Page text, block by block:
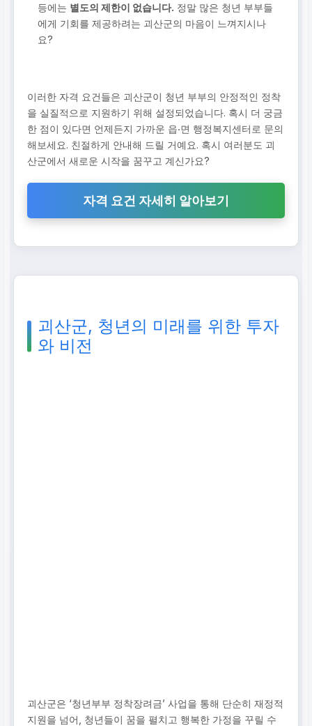
등에는 별도의 제한이 없습니다. 정말 많은 청년 부부들
에게 기회를 제공하려는 괴산군의 마음이 느껴지시나
요?
이러한 자격 요건들은 괴산군이 청년 부부의 안정적인 정착
을 실질적으로 지원하기 위해 설정되었습니다. 혹시 더 궁금
한 점이 있다면 언제든지 가까운 읍‧면 행정복지센터로 문의
해보세요. 친절하게 안내해 드릴 거예요. 혹시 여러분도 괴
산군에서 새로운 시작을 꿈꾸고 계신가요?
자격 요건 자세히 알아보기
괴산군, 청년의 미래를 위한 투자
와 비전
괴산군은 ‘청년부부 정착장려금’ 사업을 통해 단순히 재정적
지원을 넘어, 청년들이 꿈을 펼치고 행복한 가정을 꾸릴 수